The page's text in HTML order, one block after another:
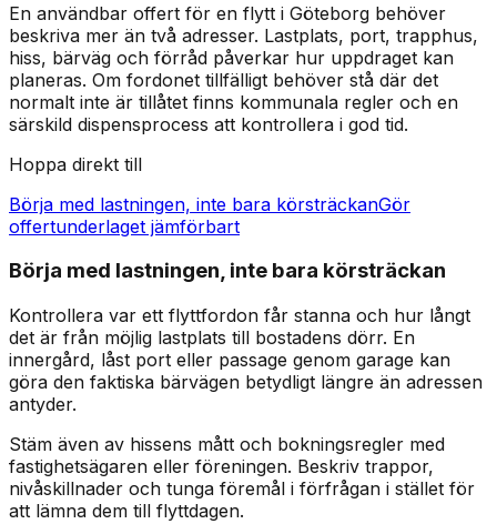
En användbar offert för en flytt i Göteborg behöver
beskriva mer än två adresser. Lastplats, port, trapphus,
hiss, bärväg och förråd påverkar hur uppdraget kan
planeras. Om fordonet tillfälligt behöver stå där det
normalt inte är tillåtet finns kommunala regler och en
särskild dispensprocess att kontrollera i god tid.
Hoppa direkt till
Börja med lastningen, inte bara körsträckanGör
offertunderlaget jämförbart
Börja med lastningen, inte bara körsträckan
Kontrollera var ett flyttfordon får stanna och hur långt
det är från möjlig lastplats till bostadens dörr. En
innergård, låst port eller passage genom garage kan
göra den faktiska bärvägen betydligt längre än adressen
antyder.
Stäm även av hissens mått och bokningsregler med
fastighetsägaren eller föreningen. Beskriv trappor,
nivåskillnader och tunga föremål i förfrågan i stället för
att lämna dem till flyttdagen.